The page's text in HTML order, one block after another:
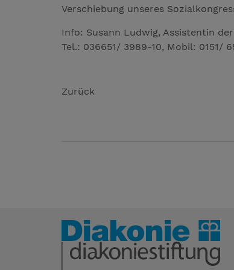
Verschiebung unseres
Info: Susann Ludwig, Assistentin
Tel.: 036651/ 3989-10, Mobil: 0151/
Zurück